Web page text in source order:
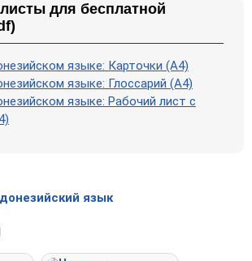
для бесплатной
языке: Карточки (A4)
языке: Глоссарий (A4)
языке: Рабочий лист с
язык